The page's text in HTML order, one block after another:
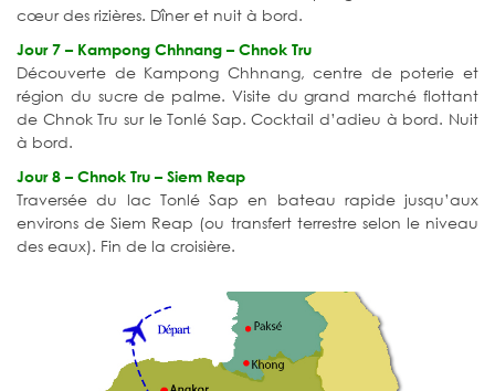
cœur des rizières. Dîner et nuit à bord.
Jour 7 – Kampong Chhnang – Chnok Tru
Découverte de Kampong Chhnang, centre de poterie et
région du sucre de palme. Visite du grand marché flottant
de Chnok Tru sur le Tonlé Sap. Cocktail d’adieu à bord. Nuit
à bord.
Jour 8 – Chnok Tru – Siem Reap
Traversée du lac Tonlé Sap en bateau rapide jusqu’aux
environs de Siem Reap (ou transfert terrestre selon le niveau
des eaux). Fin de la croisière.